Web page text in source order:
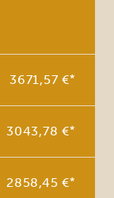
3671,57 €*
3043,78 €*
2858,45 €*